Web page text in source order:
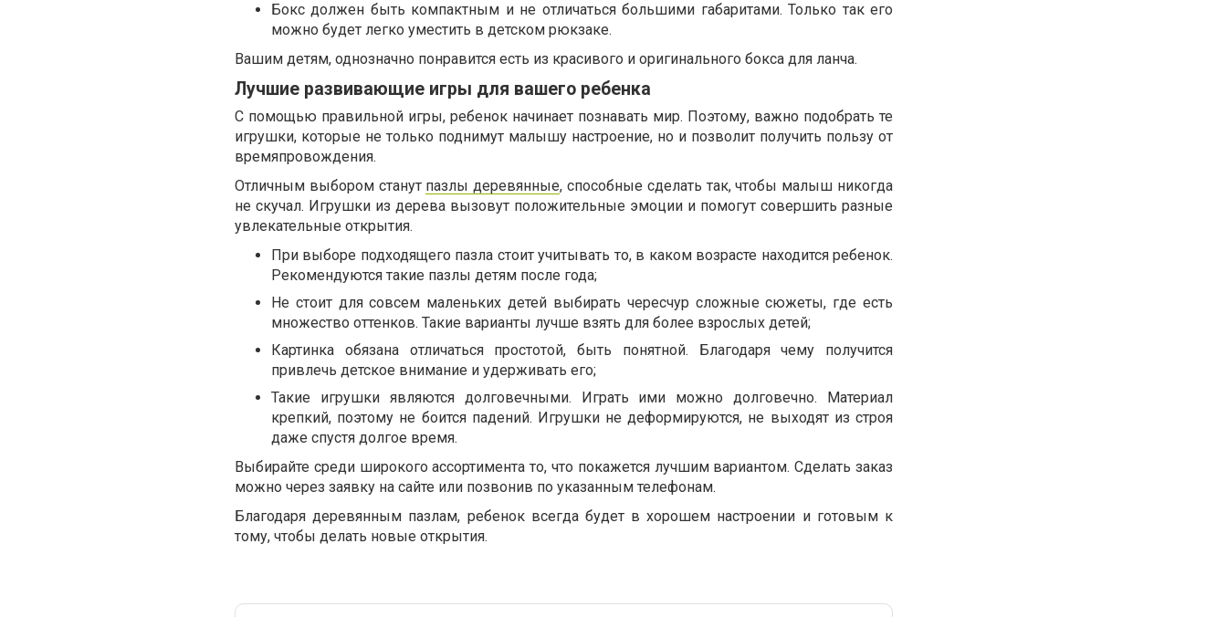
Бокс должен быть компактным и не отличаться большими габаритами. Только так его
можно будет легко уместить в детском рюкзаке.
Вашим детям, однозначно понравится есть из красивого и оригинального бокса для ланча.
Лучшие развивающие игры для вашего ребенка
С помощью правильной игры, ребенок начинает познавать мир. Поэтому, важно подобрать те
игрушки, которые не только поднимут малышу настроение, но и позволит получить пользу от
времяпровождения.
Отличным выбором станут пазлы деревянные, способные сделать так, чтобы малыш никогда
не скучал. Игрушки из дерева вызовут положительные эмоции и помогут совершить разные
увлекательные открытия.
При выборе подходящего пазла стоит учитывать то, в каком возрасте находится ребенок.
Рекомендуются такие пазлы детям после года;
Не стоит для совсем маленьких детей выбирать чересчур сложные сюжеты, где есть
множество оттенков. Такие варианты лучше взять для более взрослых детей;
Картинка обязана отличаться простотой, быть понятной. Благодаря чему получится
привлечь детское внимание и удерживать его;
Такие игрушки являются долговечными. Играть ими можно долговечно. Материал
крепкий, поэтому не боится падений. Игрушки не деформируются, не выходят из строя
даже спустя долгое время.
Выбирайте среди широкого ассортимента то, что покажется лучшим вариантом. Сделать заказ
можно через заявку на сайте или позвонив по указанным телефонам.
Благодаря деревянным пазлам, ребенок всегда будет в хорошем настроении и готовым к
тому, чтобы делать новые открытия.